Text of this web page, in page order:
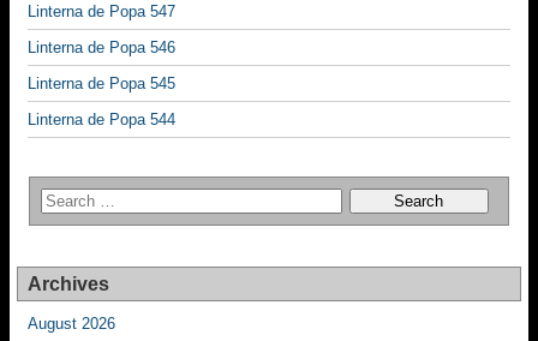
Linterna de Popa 547
Linterna de Popa 546
Linterna de Popa 545
Linterna de Popa 544
Archives
August 2026